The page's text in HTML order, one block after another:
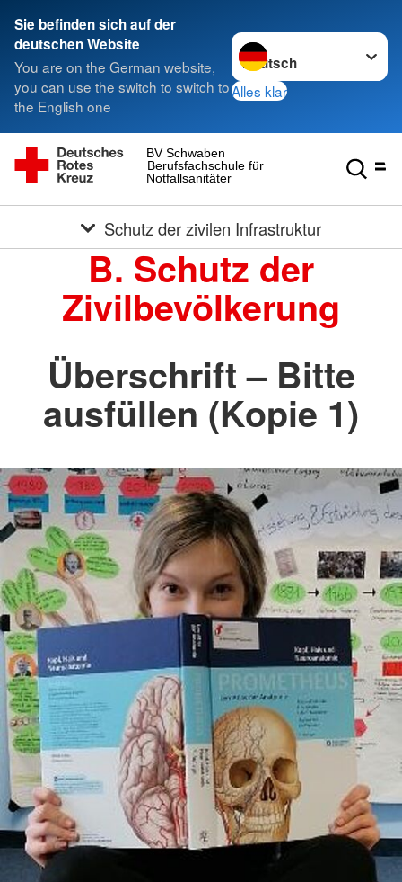
Sie befinden sich auf der
deutschen Website
You are on the German website,
you can use the switch to switch to
the English one
Sprache wechseln zu
Alles klar
Notfallsanitäter
Berufsfachschule für
BV Schwaben
Schutz der zivilen Infrastruktur
B. Schutz der
Zivilbevölkerung
Überschrift – Bitte
ausfüllen (Kopie 1)